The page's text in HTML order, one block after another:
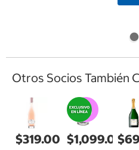
Otros Socios También
$319.00 $1,099.00